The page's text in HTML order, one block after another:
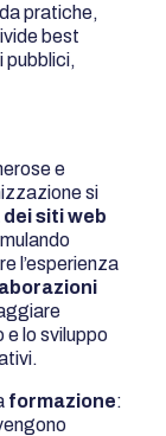
pratiche,
best
pubblici,
e
si
siti web
l’esperienza
e lo sviluppo
formazione: